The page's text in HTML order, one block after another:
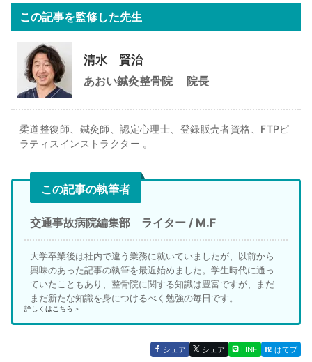
この記事を監修した先生
清水 賢治
あおい鍼灸整骨院
院長
柔道整復師、鍼灸師、認定心理士、登録販売者資格、FTPピ
ラティスインストラクター 。
この記事の執筆者
交通事故病院編集部 ライター / M.F
大学卒業後は社内で違う業務に就いていましたが、以前から
興味のあった記事の執筆を最近始めました。学生時代に通っ
ていたこともあり、整骨院に関する知識は豊富ですが、まだ
まだ新たな知識を身につけるべく勉強の毎日です。
詳しくはこちら＞
シェア シェア LINE はてブ